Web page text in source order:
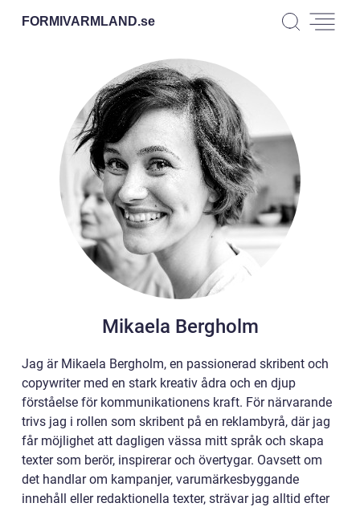
FORMIVARMLAND.se
Mikaela Bergholm
Jag är Mikaela Bergholm, en passionerad skribent och
copywriter med en stark kreativ ådra och en djup
förståelse för kommunikationens kraft. För närvarande
trivs jag i rollen som skribent på en reklambyrå, där jag
får möjlighet att dagligen vässa mitt språk och skapa
texter som berör, inspirerar och övertygar. Oavsett om
det handlar om kampanjer, varumärkesbyggande
innehåll eller redaktionella texter, strävar jag alltid efter